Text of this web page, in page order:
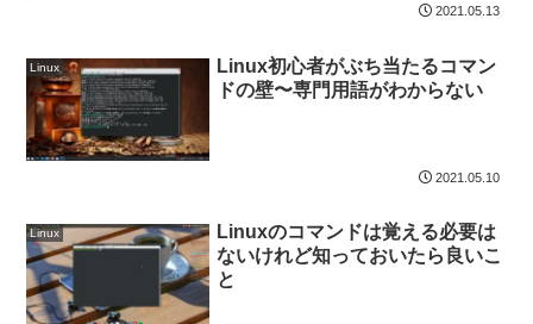
2021.05.13
Linux
Linux初心者がぶち当たるコマン
ドの壁〜専門用語がわからない
2021.05.10
Linux
Linuxのコマンドは覚える必要は
ないけれど知っておいたら良いこ
と